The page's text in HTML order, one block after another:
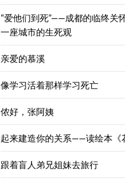
“爱他们到死”——成都的临终关
一座城市的生死观
亲爱的慕溪
像学习活着那样学习死亡
侬好，张阿姨
起来建造你的关系——读绘本《
跟着盲人弟兄姐妹去旅行